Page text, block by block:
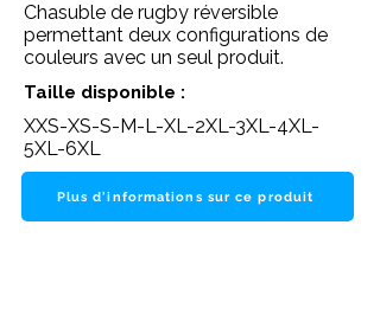
Chasuble de rugby réversible
permettant deux configurations de
couleurs avec un seul produit.
Taille disponible :
XXS-XS-S-M-L-XL-2XL-3XL-4XL-
5XL-6XL
Plus d'informations sur ce produit